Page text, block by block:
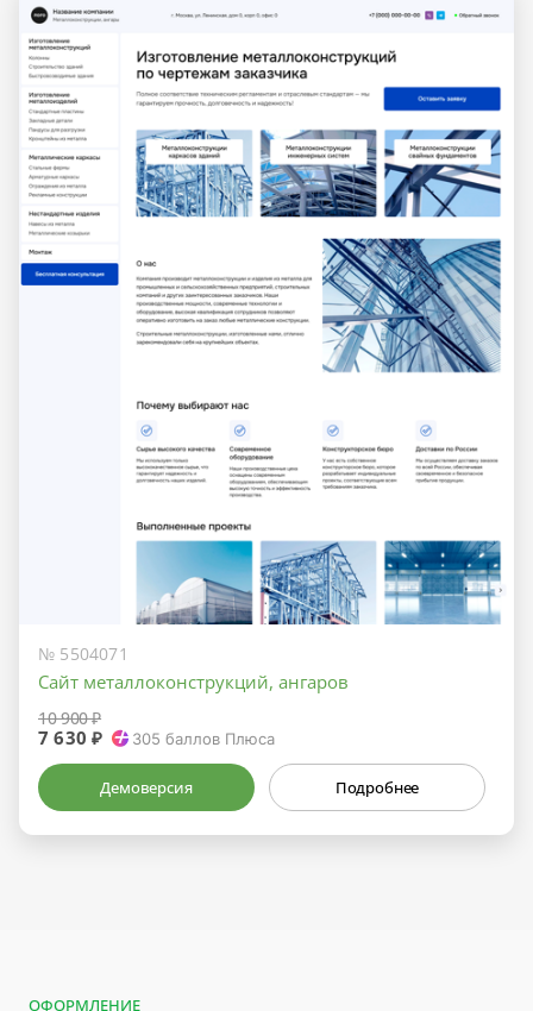
№ 5504071
Сайт металлоконструкций, ангаров
10 900 ₽
7 630 ₽ 305 баллов Плюса
Демоверсия Подробнее
ОФОРМЛЕНИЕ